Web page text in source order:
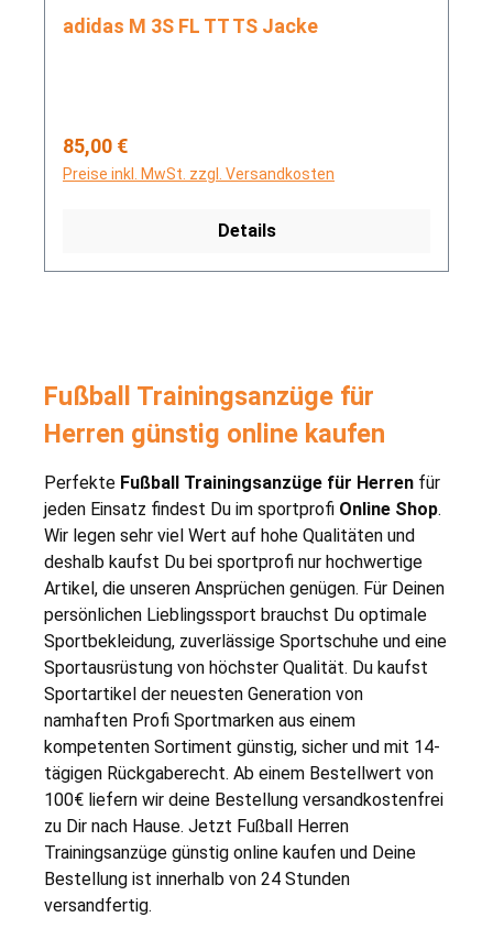
adidas M 3S FL TT TS Jacke
Regulärer Preis:
85,00 €
Preise inkl. MwSt. zzgl. Versandkosten
Details
Fußball Trainingsanzüge für
Herren günstig online kaufen
Perfekte Fußball Trainingsanzüge für Herren für
jeden Einsatz findest Du im sportprofi Online Shop.
Wir legen sehr viel Wert auf hohe Qualitäten und
deshalb kaufst Du bei sportprofi nur hochwertige
Artikel, die unseren Ansprüchen genügen. Für Deinen
persönlichen Lieblingssport brauchst Du optimale
Sportbekleidung, zuverlässige Sportschuhe und eine
Sportausrüstung von höchster Qualität. Du kaufst
Sportartikel der neuesten Generation von
namhaften Profi Sportmarken aus einem
kompetenten Sortiment günstig, sicher und mit 14-
tägigen Rückgaberecht. Ab einem Bestellwert von
100€ liefern wir deine Bestellung versandkostenfrei
zu Dir nach Hause. Jetzt Fußball Herren
Trainingsanzüge günstig online kaufen und Deine
Bestellung ist innerhalb von 24 Stunden
versandfertig.